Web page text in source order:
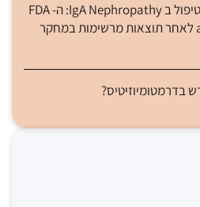
TRUTAKNA - עידן חדש בטיפול ב IgA Nephropathy: ה- FDA
אישר את atacicept-vymj לאחר תוצאות מרשימות במחקר
בדרמטומיוזיטיס?